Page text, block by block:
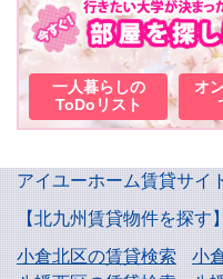
一人暮らしの
ToDoリスト
オ
アイユーホーム賃貸サイ
【北九州賃貸物件を探す
小倉北区の賃貸検索
小